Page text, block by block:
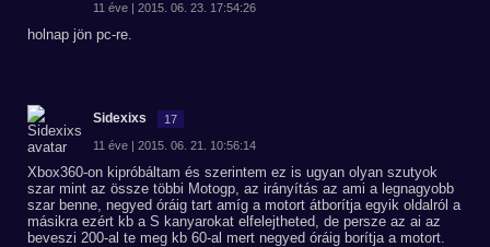
11 éve | 2015. 06. 23. 17:54:26
holnap jön pc-re.
Sidexixs 17
11 éve | 2015. 06. 21. 10:56:14
Xbox360-on kipróbáltam és szerintem ez is ugyan olyan szutyok
szar mint az össze többi Motogp, az irányítás az ami a legnagyobb
szar benne, negyed óráig tart amíg a motort átborítja egyik oldalról a
másikra ezért kb a S kanyarokat elfelejtheted, de persze az ai az
beveszi 200-al te meg kb 60-al mert negyed óráig borítja a motort.